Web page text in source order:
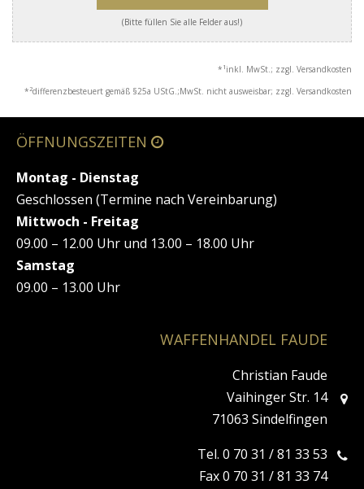
(Bitte füllen Sie alle Felder aus!)
* 1 inkl. MwSt.; zzgl. Versandkosten
*2differenzbesteuert gemäß §25a UStG.;MwSt. nicht ausweisbar; zzgl. Versandkosten
ÖFFNUNGSZEITEN
Montag - Dienstag
Geschlossen (Termine nach Vereinbarung)
Mittwoch - Freitag
09.00 – 12.00 Uhr und 13.00 – 18.00 Uhr
Samstag
09.00 – 13.00 Uhr
WAFFENHANDEL FAUDE
Christian Faude
Vaihinger Str. 14
71063 Sindelfingen
Tel. 0 70 31 / 81 33 53
Fax 0 70 31 / 81 33 74